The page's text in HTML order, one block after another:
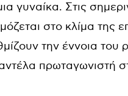
γυναίκα. Στις
στο κλίμα της
την έννοια του
πρωταγωνιστή